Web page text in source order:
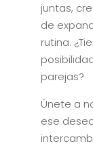
juntas,
de
rutina.
parejas?
Únete a
ese